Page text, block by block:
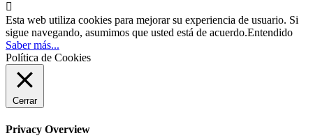

Esta web utiliza cookies para mejorar su experiencia de usuario. Si
sigue navegando, asumimos que usted está de acuerdo.Entendido
Saber más...
Política de Cookies
Cerrar
Privacy Overview